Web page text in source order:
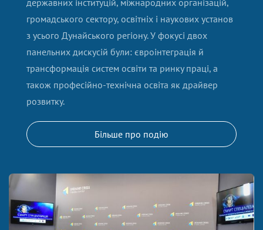
державних інституцій, міжнародних організацій,
громадського сектору, освітніх і наукових установ
з усього Дунайського регіону. У фокусі двох
панельних дискусій були: євроінтеграція й
трансформація систем освіти та ринку праці, а
також професійно-технічна освіта як драйвер
розвитку.
Більше про подію